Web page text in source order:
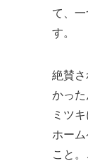
て、
す。
絶賛
かっ
ミツ
ホー
こと